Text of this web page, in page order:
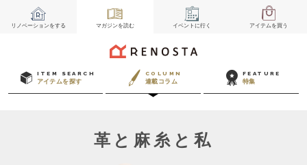
リノベーションをする マガジンを読む イベント に行く アイテムを買う
ITEM SEARCH
アイテムを探す
COLUMN
連載コラム
FEATURE
特集
革と麻糸と私